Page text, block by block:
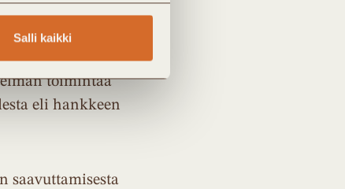
Salli kaikki
toimintaa
eli hankkeen
saavuttamisesta